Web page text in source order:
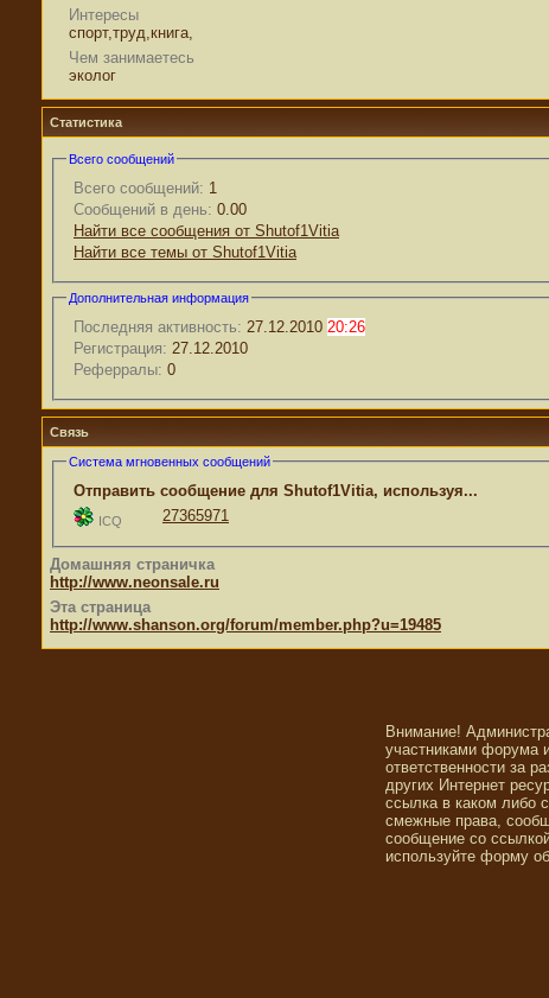
Интересы
спорт,труд,книга,
Чем занимаетесь
эколог
Статистика
Всего сообщений
Всего сообщений: 1
Сообщений в день: 0.00
Найти все сообщения от Shutof1Vitia
Найти все темы от Shutof1Vitia
Дополнительная информация
Последняя активность: 27.12.2010 20:26
Регистрация: 27.12.2010
Реферралы: 0
Связь
Система мгновенных сообщений
Отправить сообщение для Shutof1Vitia, используя...
ICQ 27365971
Домашняя страничка
http://www.neonsale.ru
Эта страница
http://www.shanson.org/forum/member.php?u=19485
Внимание!
участниками форума
ответственности за
других Интернет
ссылка в каком либо
смежные права,
сообщение со
используйте форму